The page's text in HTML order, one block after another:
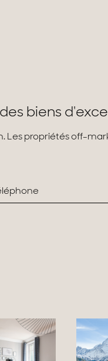
biens
Les propriétés off-